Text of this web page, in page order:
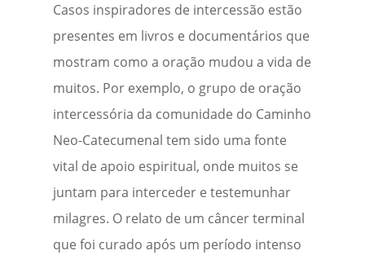
Casos inspiradores de intercessão estão
presentes em livros e documentários que
mostram como a oração mudou a vida de
muitos. Por exemplo, o grupo de oração
intercessória da comunidade do Caminho
Neo-Catecumenal tem sido uma fonte
vital de apoio espiritual, onde muitos se
juntam para interceder e testemunhar
milagres. O relato de um câncer terminal
que foi curado após um período intenso